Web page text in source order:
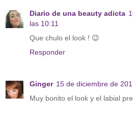
Diario de una beauty adicta
las 10:11
Que chulo el look ! 😉
Responder
Ginger 15 de diciembre de
Muy bonito el look y el labial